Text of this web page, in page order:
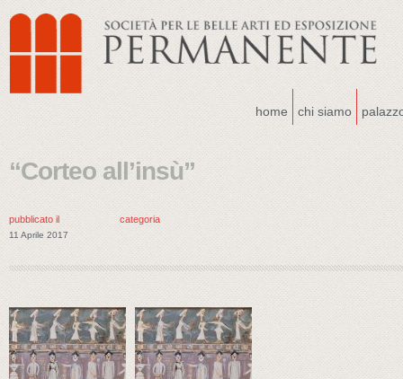
home chi siamo
“Corteo all’insù”
pubblicato il
11 Aprile 2017
categoria